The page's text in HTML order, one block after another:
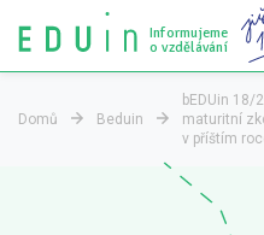
Informujeme
o vzdělávání
Domů Beduin
bEDUin
maturitní
v příštím